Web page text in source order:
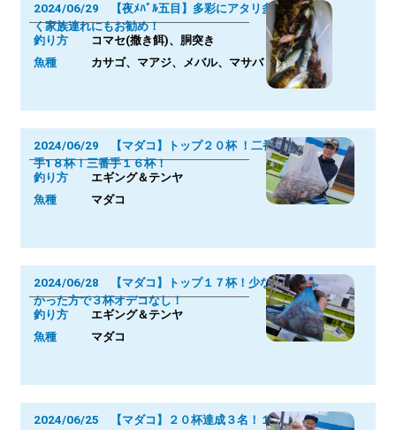
2024/06/29 【夜ﾒﾊﾞﾙ五目】多彩にアタリ多
く家族連れにもお勧め！
釣り方
コマセ(撒き餌)、胴突き
魚種 カサゴ、マアジ、メバル、マサバ
2024/06/29 【マダコ】トップ２０杯 ！二番
手1８杯！三番手１６杯！
釣り方 エギング＆テンヤ
魚種 マダコ
2024/06/28 【マダコ】トップ１７杯！少な
かった方で３杯オデコなし！
釣り方 エギング＆テンヤ
魚種 マダコ
2024/06/25 【マダコ】２０杯達成３名！１